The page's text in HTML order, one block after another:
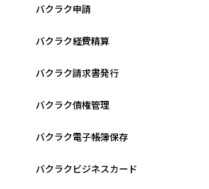
バクラク申請
バクラク経費精算
バクラク請求書発行
バクラク債権管理
バクラク電子帳簿保存
バクラクビジネスカード